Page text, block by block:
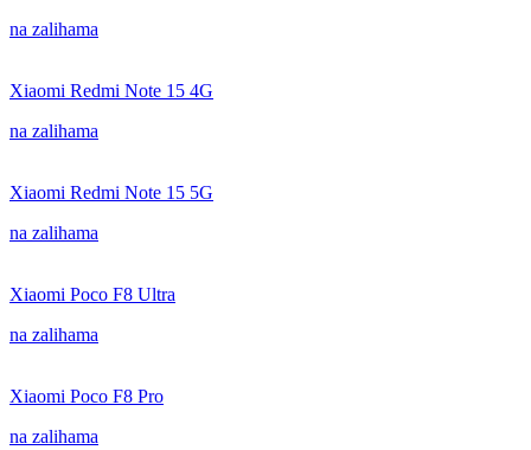
na zalihama
Xiaomi Redmi Note 15 4G
na zalihama
Xiaomi Redmi Note 15 5G
na zalihama
Xiaomi Poco F8 Ultra
na zalihama
Xiaomi Poco F8 Pro
na zalihama